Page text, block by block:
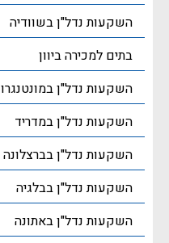
השקעות נדל"ן בשוודיה
בתים למכירה ביוון
השקעות נדל"ן במונטנגרו
השקעות נדל"ן במדריד
השקעות נדל"ן בברצלונה
השקעות נדל"ן בבלגיה
השקעות נדל"ן באתונה